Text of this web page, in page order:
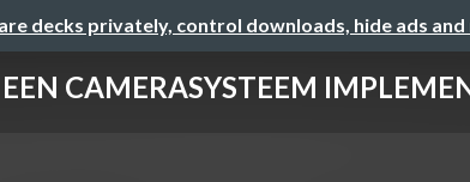
decks privately, control downloads, hide ads
CAMERASYSTEEM